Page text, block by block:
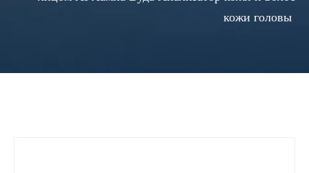
кожи головы